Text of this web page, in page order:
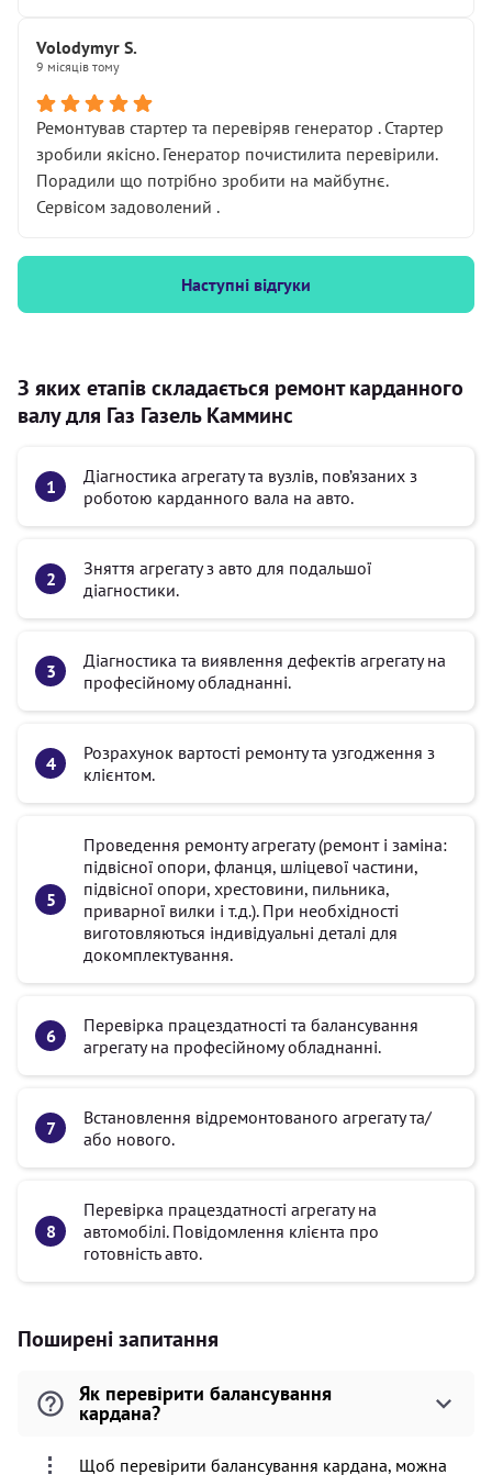
Volodymyr S.
9 місяців тому
Ремонтував стартер та перевіряв генератор . Стартер
зробили якісно. Генератор почистилита перевірили.
Порадили що потрібно зробити на майбутнє.
Сервісом задоволений .
Наступні відгуки
З яких етапів складається ремонт карданного
валу для Газ Газель Камминс
Діагностика агрегату та вузлів, пов’язаних з
роботою карданного вала на авто.
Зняття агрегату з авто для подальшої
діагностики.
Діагностика та виявлення дефектів агрегату на
професійному обладнанні.
Розрахунок вартості ремонту та узгодження з
клієнтом.
Проведення ремонту агрегату (ремонт і заміна:
підвісної опори, фланця, шліцевої частини,
підвісної опори, хрестовини, пильника,
приварної вилки і т.д.). При необхідності
виготовляються індивідуальні деталі для
докомплектування.
Перевірка працездатності та балансування
агрегату на професійному обладнанні.
Встановлення відремонтованого агрегату та/
або нового.
Перевірка працездатності агрегату на
автомобілі. Повідомлення клієнта про
готовність авто.
Поширені запитання
Як перевірити балансування
кардана?
Щоб перевірити балансування кардана, можна